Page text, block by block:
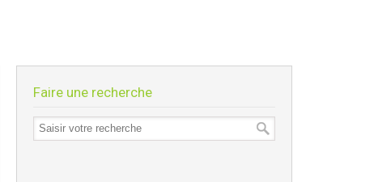
Faire une recherche